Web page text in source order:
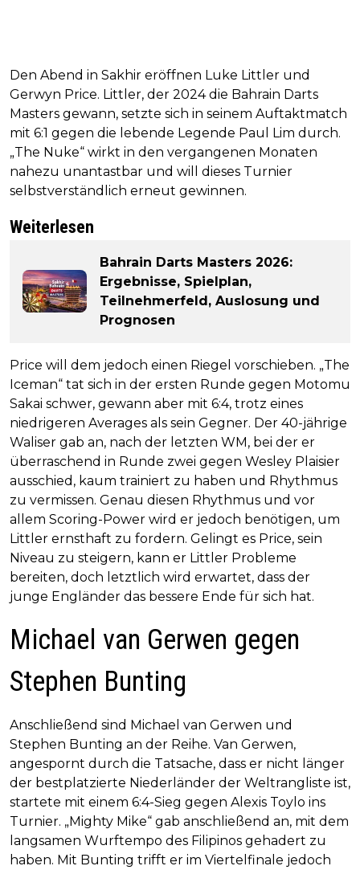
Den Abend in Sakhir eröffnen Luke Littler und
Gerwyn Price. Littler, der 2024 die Bahrain Darts
Masters gewann, setzte sich in seinem Auftaktmatch
mit 6:1 gegen die lebende Legende Paul Lim durch.
„The Nuke“ wirkt in den vergangenen Monaten
nahezu unantastbar und will dieses Turnier
selbstverständlich erneut gewinnen.
Weiterlesen
Bahrain Darts Masters 2026:
Ergebnisse, Spielplan,
Teilnehmerfeld, Auslosung und
Prognosen
Price will dem jedoch einen Riegel vorschieben. „The
Iceman“ tat sich in der ersten Runde gegen Motomu
Sakai schwer, gewann aber mit 6:4, trotz eines
niedrigeren Averages als sein Gegner. Der 40-jährige
Waliser gab an, nach der letzten WM, bei der er
überraschend in Runde zwei gegen Wesley Plaisier
ausschied, kaum trainiert zu haben und Rhythmus
zu vermissen. Genau diesen Rhythmus und vor
allem Scoring-Power wird er jedoch benötigen, um
Littler ernsthaft zu fordern. Gelingt es Price, sein
Niveau zu steigern, kann er Littler Probleme
bereiten, doch letztlich wird erwartet, dass der
junge Engländer das bessere Ende für sich hat.
Michael van Gerwen gegen
Stephen Bunting
Anschließend sind Michael van Gerwen und
Stephen Bunting an der Reihe. Van Gerwen,
angespornt durch die Tatsache, dass er nicht länger
der bestplatzierte Niederländer der Weltrangliste ist,
startete mit einem 6:4-Sieg gegen Alexis Toylo ins
Turnier. „Mighty Mike“ gab anschließend an, mit dem
langsamen Wurftempo des Filipinos gehadert zu
haben. Mit Bunting trifft er im Viertelfinale jedoch